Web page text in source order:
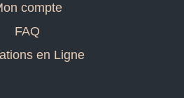
compte
FAQ
en Ligne